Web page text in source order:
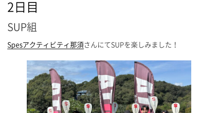
2日目
SUP組
Spesアクティビティ那須さんにてSUPを楽しみました！